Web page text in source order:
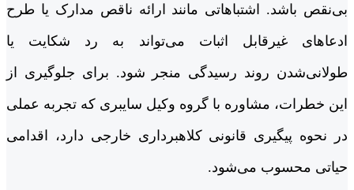
بی‌نقص باشد. اشتباهاتی مانند ارائه ناقص مدارک یا طرح
ادعاهای غیرقابل اثبات می‌تواند به رد شکایت یا
طولانی‌شدن روند رسیدگی منجر شود. برای جلوگیری از
این خطرات، مشاوره با گروه وکیل سایبری که تجربه عملی
در نحوه پیگیری قانونی کلاهبرداری خارجی دارد، اقدامی
حیاتی محسوب می‌شود.